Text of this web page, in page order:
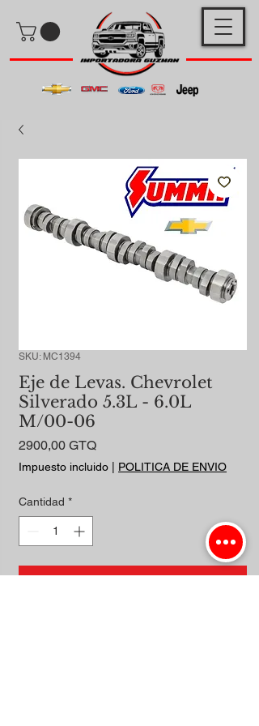
SKU: MC1394
Eje de Levas. Chevrolet
Silverado 5.3L - 6.0L
M/00-06
2900,00 GTQPrecio
Impuesto incluido POLITICA DE ENVIO
Cantidad *